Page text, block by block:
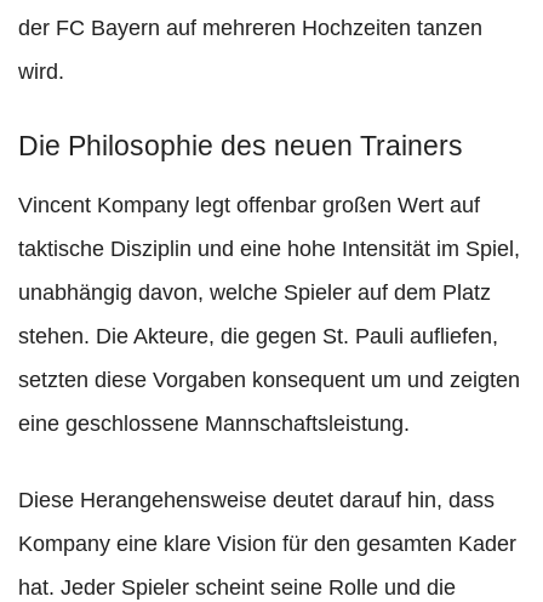
der FC Bayern auf mehreren Hochzeiten tanzen
wird.
Die Philosophie des neuen Trainers
Vincent Kompany legt offenbar großen Wert auf
taktische Disziplin und eine hohe Intensität im Spiel,
unabhängig davon, welche Spieler auf dem Platz
stehen. Die Akteure, die gegen St. Pauli aufliefen,
setzten diese Vorgaben konsequent um und zeigten
eine geschlossene Mannschaftsleistung.
Diese Herangehensweise deutet darauf hin, dass
Kompany eine klare Vision für den gesamten Kader
hat. Jeder Spieler scheint seine Rolle und die